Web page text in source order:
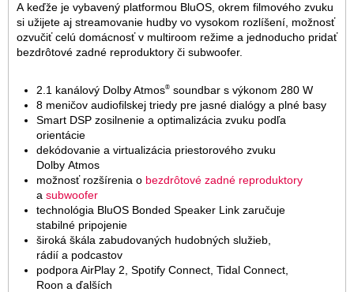
A keďže je vybavený platformou BluOS, okrem filmového zvuku
si užijete aj streamovanie hudby vo vysokom rozlíšení, možnosť
ozvučiť celú domácnosť v multiroom režime a jednoducho pridať
bezdrôtové zadné reproduktory či subwoofer.
2.1 kanálový Dolby Atmos® soundbar s výkonom 280 W
8 meničov audiofilskej triedy pre jasné dialógy a plné basy
Smart DSP zosilnenie a optimalizácia zvuku podľa
orientácie
dekódovanie a virtualizácia priestorového zvuku
Dolby Atmos
možnosť rozšírenia o bezdrôtové zadné reproduktory
a subwoofer
technológia BluOS Bonded Speaker Link zaručuje
stabilné pripojenie
široká škála zabudovaných hudobných služieb,
rádií a podcastov
podpora AirPlay 2, Spotify Connect, Tidal Connect,
Roon a ďalších